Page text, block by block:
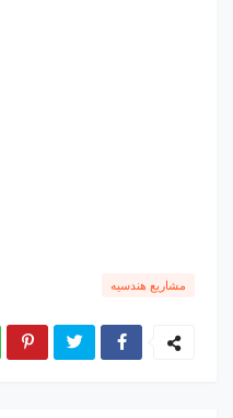
مشاريع هندسيه